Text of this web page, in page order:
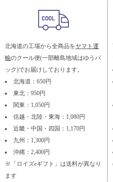
北海道の工場から全商品をヤマト運
輸のクール便(一部離島地域はゆうパ
ック)でお届けしております。
北海道：650円
東北：950円
関東：1,050円
信越・北陸・東海：1,080円
近畿・中国・四国：1,170円
九州：1,300円
沖縄：2,400円
※「ロイズeギフト」は送料が異なり
ます